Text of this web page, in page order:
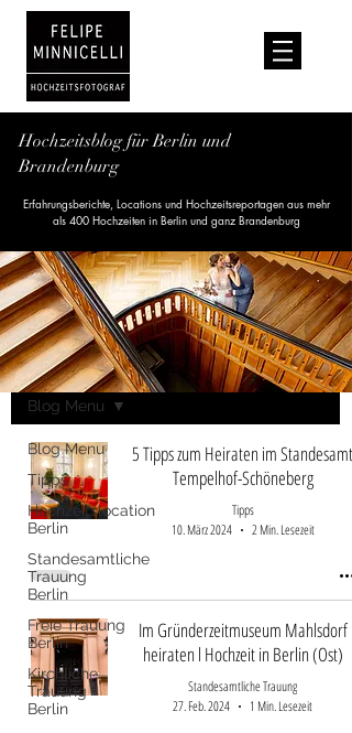
Blog
Blog Menu
Tipps
Hochzeitslocation
Berlin
Standesamtliche
Trauung
Berlin
Freie Trauung
Berlin
Kirchliche
Trauung
Berlin
Blog Menu
5 Tipps zum Heiraten im Standesamt
Tempelhof-Schöneberg
Tipps
10. März 2024
2 Min. Lesezeit
Im Gründerzeitmuseum Mahlsdorf
heiraten l Hochzeit in Berlin (Ost)
Standesamtliche Trauung
27. Feb. 2024
1 Min. Lesezeit
Hochzeitsblog für Berlin und
Brandenburg
Erfahrungsberichte, Locations und Hochzeitsreportagen aus mehr
als 400 Hochzeiten in Berlin und ganz Brandenburg